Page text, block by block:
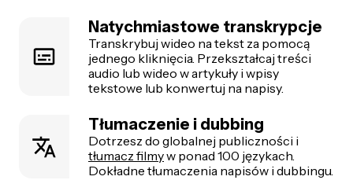
Natychmiastowe transkrypcje
Transkrybuj wideo na tekst za pomocą
jednego kliknięcia. Przekształcaj treści
audio lub wideo w artykuły i wpisy
tekstowe lub konwertuj na napisy.
Tłumaczenie i dubbing
Dotrzesz do globalnej publiczności i
tłumacz filmyw ponad 100 językach.
Dokładne tłumaczenia napisów i dubbingu.